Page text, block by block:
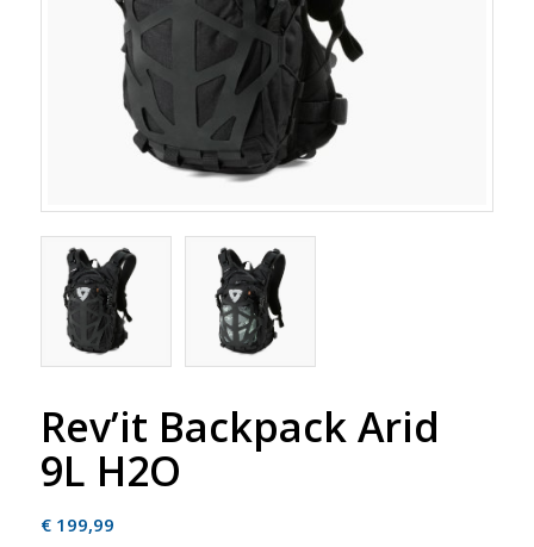
Rev’it Backpack Arid
9L H2O
€199,99